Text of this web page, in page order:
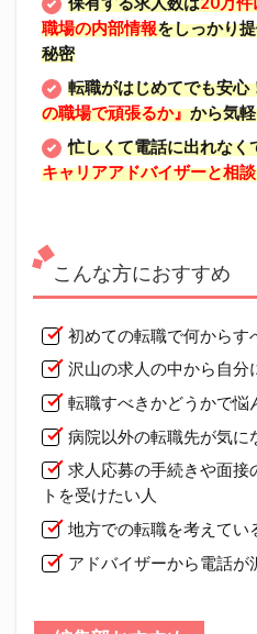
職場の内部情報をしっかり
秘密
転職がはじめてでも安心
の職場で頑張るか』から気
忙しくて電話に出れなく
キャリアアドバイザーと相談
こんな方におすすめ
初めての転職で何からす
沢山の求人の中から自分
転職すべきかどうかで悩
病院以外の転職先が気に
求人応募の手続きや面接
トを受けたい人
地方での転職を考えてい
アドバイザーから電話が